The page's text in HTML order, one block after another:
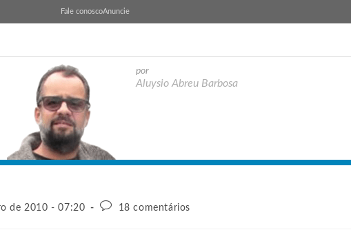
Fale conoscoAnuncie
por
Aluysio Abreu Barbosa
de 2010 - 07:20 18 comentários